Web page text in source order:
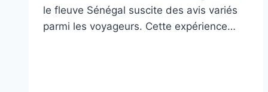
le fleuve Sénégal suscite des avis variés
parmi les voyageurs. Cette expérience…